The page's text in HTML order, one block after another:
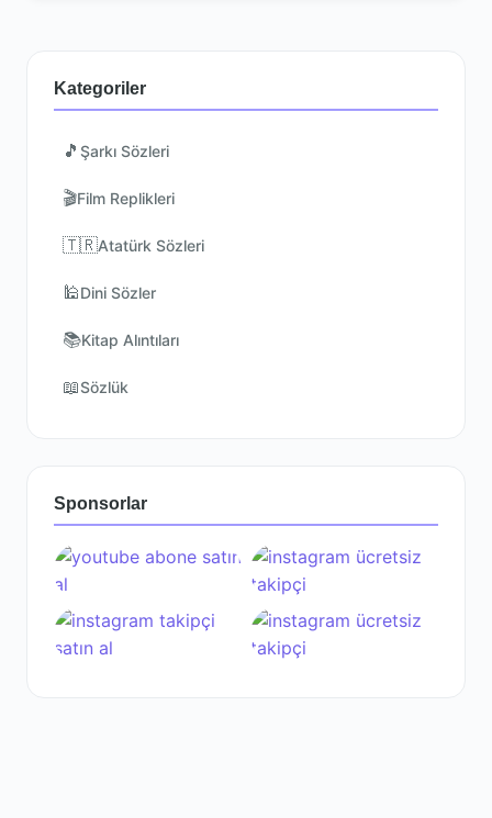
Kategoriler
🎵 Şarkı Sözleri
🎬Film Replikleri
🇹🇷Atatürk Sözleri
🕌Dini Sözler
📚Kitap Alıntıları
📖Sözlük
Sponsorlar